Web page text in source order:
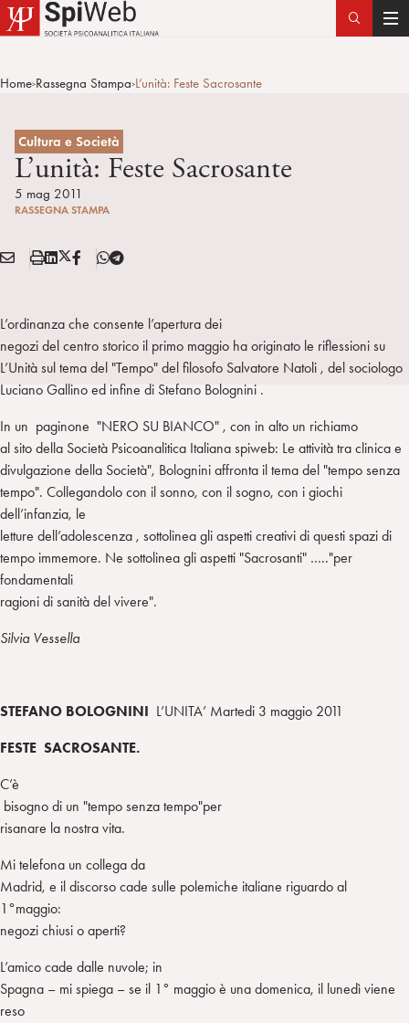
T
Home>Rassegna Stampa>L’unità: Feste Sacrosante
Cultura e Società
L’unità: Feste Sacrosante
5 mag 2011
RASSEGNA STAMPA
Condividi:
E
I
L
S
m
p
a
L
k
e
d
X
w
i
t
r
F
T
e
g
r
a
L’ordinanza che consente l’apertura dei
negozi del centro storico il primo maggio ha originato le riflessioni su
L’Unità sul tema del "Tempo" del filosofo Salvatore Natoli , del sociologo
Luciano Gallino ed infine di Stefano Bolognini .
In un paginone "NERO SU BIANCO" , con in alto un richiamo
al sito della Società Psicoanalitica Italiana spiweb: Le attività tra clinica e
divulgazione della Società", Bolognini affronta il tema del "tempo senza
tempo". Collegandolo con il sonno, con il sogno, con i giochi
dell’infanzia, le
letture dell’adolescenza , sottolinea gli aspetti creativi di questi spazi di
tempo immemore. Ne sottolinea gli aspetti "Sacrosanti" ….."per
fondamentali
ragioni di sanità del vivere".
Silvia Vessella
STEFANO BOLOGNINI L’UNITA’ Martedi 3 maggio 2011
FESTE SACROSANTE.
C’è
bisogno di un "tempo senza tempo"per
risanare la nostra vita.
Mi telefona un collega da
Madrid, e il discorso cade sulle polemiche italiane riguardo al
1°maggio:
negozi chiusi o aperti?
L’amico cade dalle nuvole; in
Spagna – mi spiega – se il 1° maggio è una domenica, il lunedì viene
reso